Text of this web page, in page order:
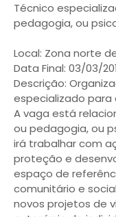
Técnico
pedagogia, ou
Local: Zona norte
Data Final: 03/03/
Descrição:
especializado para
A vaga está
ou pedagogia, ou
irá trabalhar com
proteção e
espaço de
comunitário e
novos projetos de